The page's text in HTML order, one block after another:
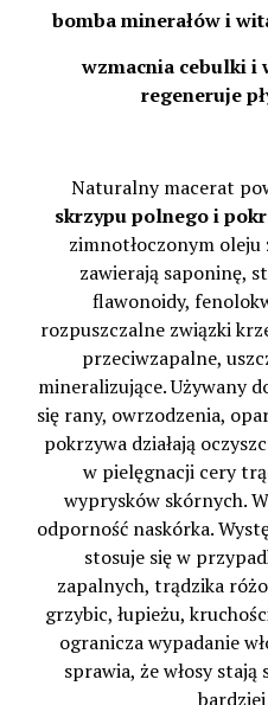
bomba minerałów i
wzmacnia cebulki i
regeneruje
Naturalny macerat
skrzypu polnego i
zimnotłoczonym oleju
zawierają saponinę,
flawonoidy,
rozpuszczalne związki
przeciwzapalne,
mineralizujące. Używany
się rany, owrzodzenia,
pokrzywa działają
w pielęgnacji cery
wyprysków skórnych.
odporność naskórka.
stosuje się w
zapalnych, trądzika
grzybic, łupieżu,
ogranicza wypadanie
sprawia, że włosy stają